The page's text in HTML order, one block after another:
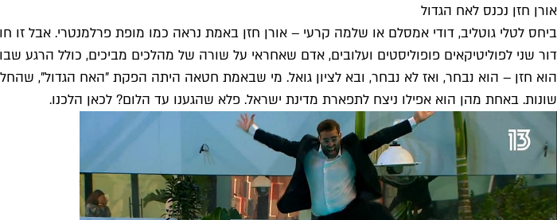
אורן חזן נכנס לאח הגדול
ביחס לטלי גוטליב, דודי אמסלם או שלמה קרעי – אורן חזן באמת נראה כמו מופת פרלמנטרי. אבל
דור שני לפוליטיקאים פופוליסטים ועלובים, אדם שאחראי על שורה של מהלכים מביכים, כולל הרגע
הוא חזן – הוא נבחר, ואז לא נבחר, ובא לציון גואל. מי שבאמת חטאה היתה הפקת "האח הגדול",
שונות. באחת מהן הוא אפילו ניצח לתפארת מדינת ישראל. פלא שהגענו עד הלום? לכאן הלכנו.